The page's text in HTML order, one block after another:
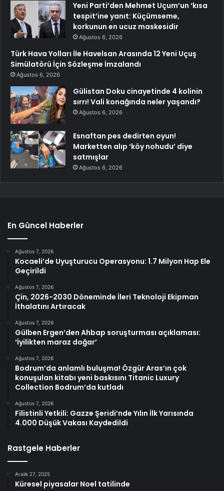
Yeni Parti’den Mehmet Uçum’un ‘kısa
tespit’ine yanıt: Küçümseme,
korkunun en ucuz maskesidir
Ağustos 6, 2026
Türk Hava Yolları İle Havelsan Arasında 12 Yeni Uçuş
Simülatörü İçin Sözleşme İmzalandı
Ağustos 6, 2026
Gülistan Doku cinayetinde 4 kolinin
sırrı! Vali konağında neler yaşandı?
Ağustos 6, 2026
Esnaftan pes dedirten oyun!
Marketten alıp ‘köy nohudu’ diye
satmışlar
Ağustos 6, 2026
En Güncel Haberler
Ağustos 7, 2026
Kocaeli’de Uyuşturucu Operasyonu: 1.7 Milyon Hap Ele
Geçirildi
Ağustos 7, 2026
Çin, 2026-2030 Döneminde İleri Teknoloji Ekipman
İthalatını Artıracak
Ağustos 7, 2026
Gülben Ergen’den Ahbap soruşturması açıklaması:
‘İyilikten maraz doğar’
Ağustos 7, 2026
Bodrum’da anlamlı buluşma! Özgür Aras’ın çok
konuşulan kitabı yeni baskısını Titanic Luxury
Collection Bodrum’da kutladı
Ağustos 7, 2026
Filistinli Yetkili: Gazze Şeridi’nde Yılın İlk Yarısında
4.000 Düşük Vakası Kaydedildi
Rastgele Haberler
Aralık 27, 2025
Küresel piyasalar Noel tatilinde